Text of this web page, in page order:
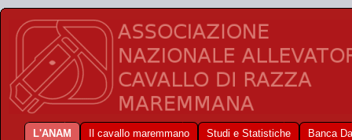
L'ANAM Il cavallo maremmano Studi e Statistiche
Banca